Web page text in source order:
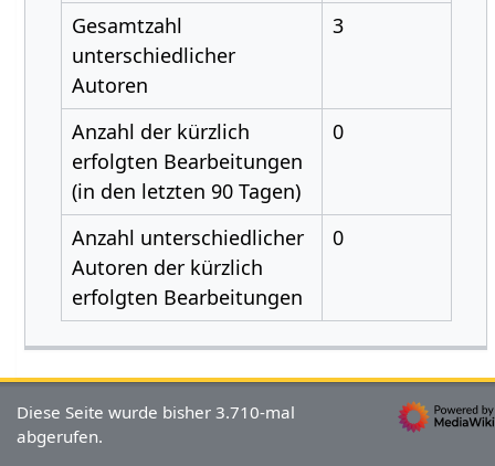
Gesamtzahl
unterschiedlicher
Autoren
3
Anzahl der kürzlich
erfolgten Bearbeitungen
(in den letzten 90 Tagen)
0
Anzahl unterschiedlicher
Autoren der kürzlich
erfolgten Bearbeitungen
0
Diese Seite wurde bisher 3.710-mal
abgerufen.